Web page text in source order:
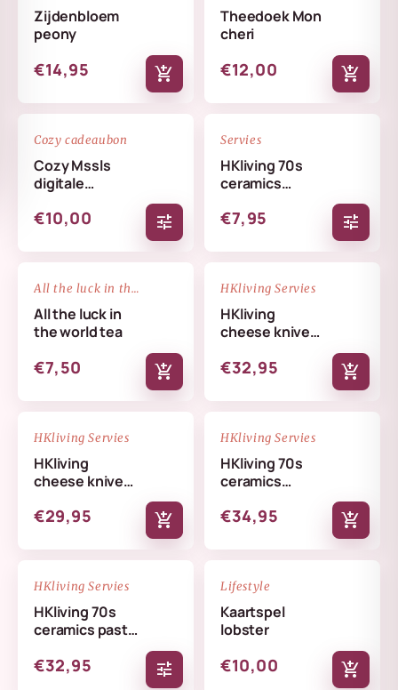
Zijdenbloem
peony
€14,95 add_shopping_cart
Theedoek Mon
cheri
€12,00 add_shopping_cart
Cozy cadeaubon
Cozy Mssls
digitale
Alleen online te
€10,00 tune
Servies
HKliving 70s
ceramics
€7,95 tune
All the luck in the world
All the luck in
the world tea
€7,50 add_shopping_cart
NIEUW
HKliving Servies
HKliving
cheese knives
€32,95 add_shopping_cart
NIEUW
HKliving Servies
HKliving
cheese knives
€29,95 add_shopping_cart
NIEUW
HKliving Servies
HKliving 70s
ceramics
skyline
€34,95 add_shopping_cart
NIEUW
HKliving Servies
HKliving 70s
ceramics pasta
€32,95 tune
NIEUW
Lifestyle
Kaartspel
lobster
€10,00 add_shopping_cart